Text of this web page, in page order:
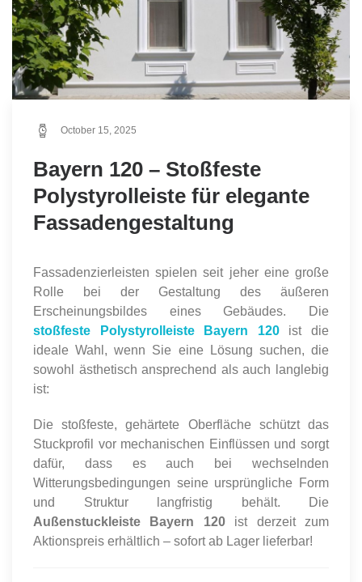
October 15, 2025
Bayern 120 – Stoßfeste
Polystyrolleiste für elegante
Fassadengestaltung
Fassadenzierleisten spielen seit jeher eine große
Rolle bei der Gestaltung des äußeren
Erscheinungsbildes eines Gebäudes. Die
stoßfeste Polystyrolleiste Bayern 120ist die
ideale Wahl, wenn Sie eine Lösung suchen, die
sowohl ästhetisch ansprechend als auch langlebig
ist:
Die stoßfeste, gehärtete Oberfläche schützt das
Stuckprofil vor mechanischen Einflüssen und sorgt
dafür, dass es auch bei wechselnden
Witterungsbedingungen seine ursprüngliche Form
und Struktur langfristig behält. Die
Außenstuckleiste Bayern 120ist derzeit zum
Aktionspreis erhältlich – sofort ab Lager lieferbar!